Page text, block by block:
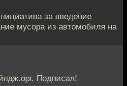
за введение
мусора из автомобиля на
Подписал!